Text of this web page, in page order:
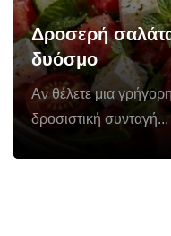
Δροσερή
δυόσμο
Αν θέλετε μια
δροσιστική συνταγή...